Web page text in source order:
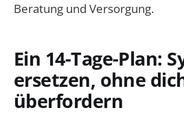
Beratung und Versorgung.
Ein 14-Tage-Plan:
ersetzen, ohne
überfordern